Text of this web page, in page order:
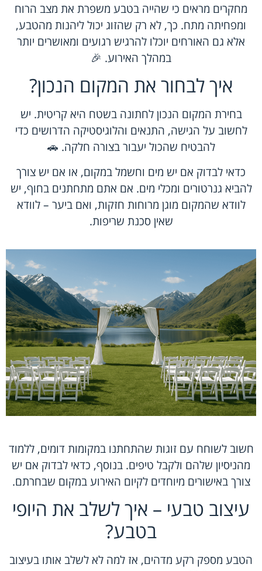
מחקרים מראים כי שהייה בטבע משפרת את מצב הרוח
ומפחיתה מתח. כך, לא רק שהזוג יכול ליהנות מהטבע,
אלא גם האורחים יוכלו להרגיש רגועים ומאושרים יותר
במהלך האירוע. 🎉
איך לבחור את המקום הנכון?
בחירת המקום הנכון לחתונה בשטח היא קריטית. יש
לחשוב על הגישה, התנאים והלוגיסטיקה הדרושים כדי
להבטיח שהכול יעבור בצורה חלקה. 🚗
כדאי לבדוק אם יש מים וחשמל במקום, או אם יש צורך
להביא גנרטורים ומכלי מים. אם אתם מתחתנים בחוף, יש
לוודא שהמקום מוגן מרוחות חזקות, ואם ביער – לוודא
שאין סכנת שריפות.
חשוב לשוחח עם זוגות שהתחתנו במקומות דומים, ללמוד
מהניסיון שלהם ולקבל טיפים. בנוסף, כדאי לבדוק אם יש
צורך באישורים מיוחדים לקיום האירוע במקום שבחרתם.
עיצוב טבעי – איך לשלב את היופי
בטבע?
הטבע מספק רקע מדהים, אז למה לא לשלב אותו בעיצוב